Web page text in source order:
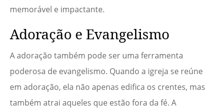
memorável e impactante.
Adoração e Evangelismo
A adoração também pode ser uma ferramenta
poderosa de evangelismo. Quando a igreja se reúne
em adoração, ela não apenas edifica os crentes, mas
também atrai aqueles que estão fora da fé. A